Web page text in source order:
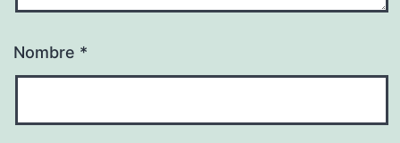
Nombre *